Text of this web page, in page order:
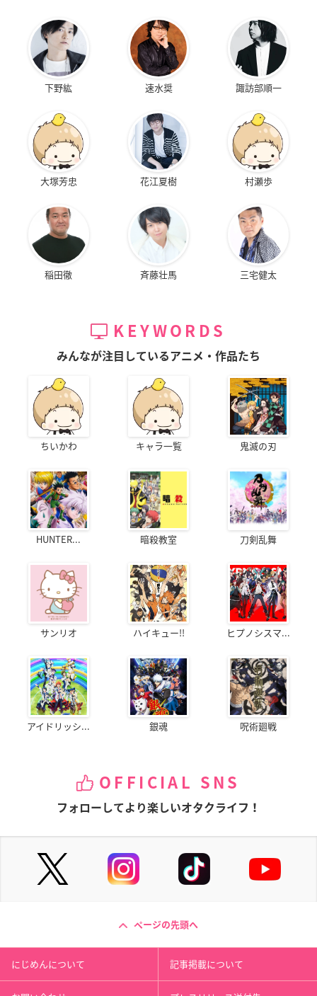
下野紘 速水奨 諏訪部順一
大塚芳忠 花江夏樹 村瀬歩
稲田徹 斉藤壮馬 三宅健太
KEYWORDS
みんなが注目しているアニメ・作品たち
ちいかわ キャラ一覧 鬼滅の刃
HUNTER... 暗殺教室 刀剣乱舞
サンリオ ハイキュー!! ヒプノシスマ...
アイドリッシ... 銀魂 呪術廻戦
OFFICIAL SNS
フォローしてより楽しいオタクライフ！
ページの先頭へ
にじめんについて 記事掲載について